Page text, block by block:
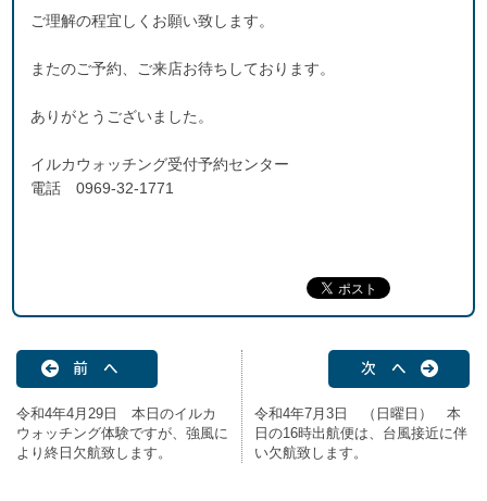
ご理解の程宜しくお願い致します。
またのご予約、ご来店お待ちしております。
ありがとうございました。
イルカウォッチング受付予約センター
電話 0969-32-1771
前 へ
令和4年4月29日 本日のイルカ
ウォッチング体験ですが、強風に
より終日欠航致します。
次 へ
令和4年7月3日 （日曜日） 本
日の16時出航便は、台風接近に伴
い欠航致します。